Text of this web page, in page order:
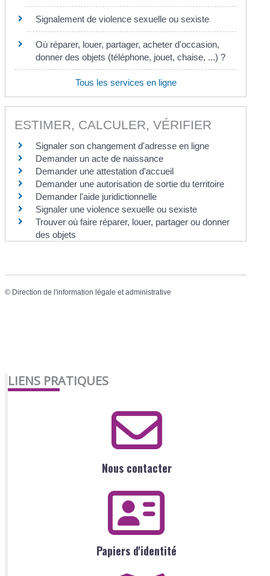
Signalement de violence sexuelle ou sexiste
Où réparer, louer, partager, acheter d'occasion,
donner des objets (téléphone, jouet, chaise, ...) ?
Tous les services en ligne
ESTIMER, CALCULER, VÉRIFIER
Signaler son changement d'adresse en ligne
Demander un acte de naissance
Demander une attestation d'accueil
Demander une autorisation de sortie du territoire
Demander l'aide juridictionnelle
Signaler une violence sexuelle ou sexiste
Trouver où faire réparer, louer, partager ou donner
des objets
© Direction de l'information légale et administrative
LIENS PRATIQUES
Nous contacter
Papiers d'identité